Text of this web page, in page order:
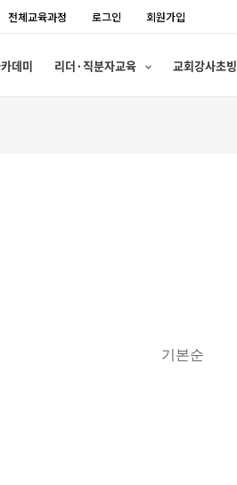
전체교육과정 로그인 회원가입
데미 리더·직분자교육 교회강사초빙